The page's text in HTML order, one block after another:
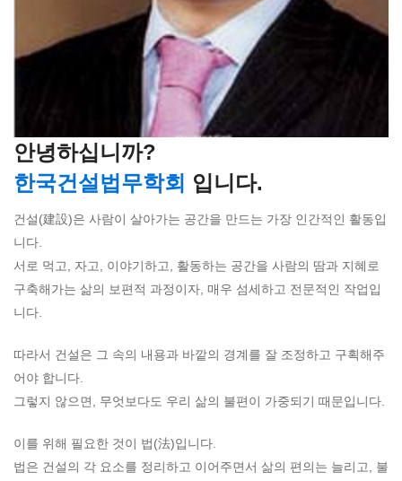
안녕하십니까?
한국건설법무학회 입니다.
건설(建設)은 사람이 살아가는 공간을 만드는 가장 인간적인 활동입
니다.
서로 먹고, 자고, 이야기하고, 활동하는 공간을 사람의 땀과 지혜로
구축해가는 삶의 보편적 과정이자, 매우 섬세하고 전문적인 작업입
니다.
따라서 건설은 그 속의 내용과 바깥의 경계를 잘 조정하고 구획해주
어야 합니다.
그렇지 않으면, 무엇보다도 우리 삶의 불편이 가중되기 때문입니다.
이를 위해 필요한 것이 법(法)입니다.
법은 건설의 각 요소를 정리하고 이어주면서 삶의 편의는 늘리고, 불